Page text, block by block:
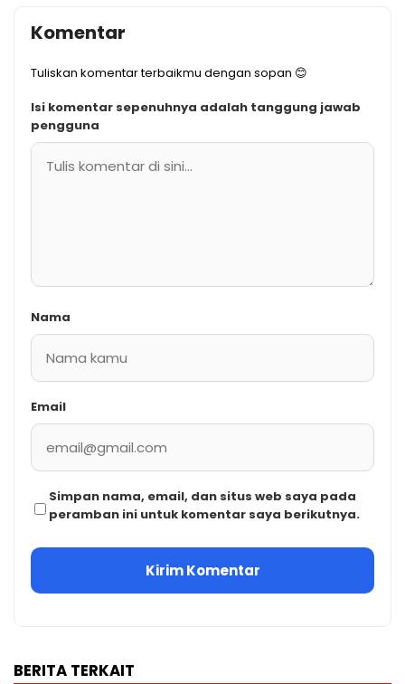
Komentar
Tuliskan komentar terbaikmu dengan sopan 😊
Isi komentar sepenuhnya adalah tanggung jawab
pengguna
Nama
Email
Simpan nama, email, dan situs web saya pada
peramban ini untuk komentar saya berikutnya.
BERITA TERKAIT